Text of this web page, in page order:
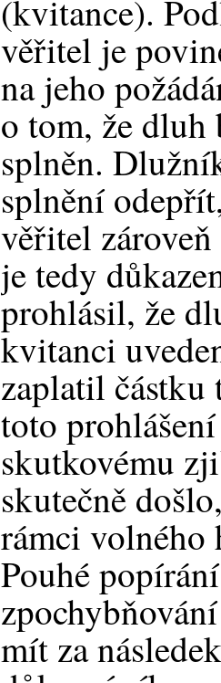
(kvitance).
věřitel je
na jeho
o tom, že dluh
splněn.
splnění
věřitel
je tedy
prohlásil, že
kvitanci
zaplatil částku
toto
skutkovému
skutečně
rámci volného
Pouhé
mít za